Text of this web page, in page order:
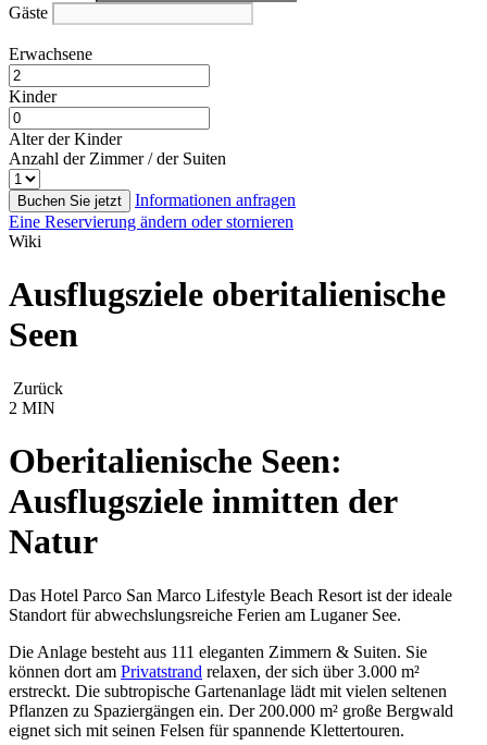
Gäste
Erwachsene
Kinder
Alter der Kinder
Anzahl der Zimmer / der Suiten
Buchen Sie jetzt
Informationen anfragen
Eine Reservierung ändern oder stornieren
Wiki
Ausflugsziele oberitalienische
Seen
Zurück
2 MIN
Oberitalienische Seen:
Ausflugsziele inmitten der
Natur
Das Hotel Parco San Marco Lifestyle Beach Resort ist der ideale
Standort für abwechslungsreiche Ferien am Luganer See.
Die Anlage besteht aus 111 eleganten Zimmern & Suiten. Sie
können dort am Privatstrand relaxen, der sich über 3.000 m²
erstreckt. Die subtropische Gartenanlage lädt mit vielen seltenen
Pflanzen zu Spaziergängen ein. Der 200.000 m² große Bergwald
eignet sich mit seinen Felsen für spannende Klettertouren.